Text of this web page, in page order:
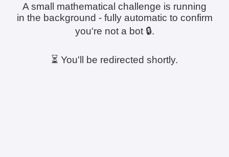
A small mathematical challenge is running
in the background - fully automatic to confirm
you're not a bot 🔒.
⏳ You'll be redirected shortly.